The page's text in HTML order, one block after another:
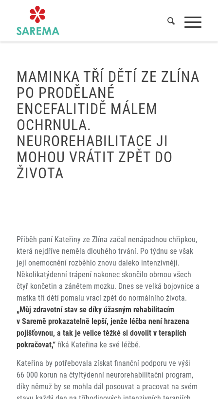
/ Novinky
MAMINKA TŘÍ DĚTÍ ZE ZLÍNA
PO PRODĚLANÉ
ENCEFALITIDĚ MÁLEM
OCHRNULA.
NEUROREHABILITACE JI
MOHOU VRÁTIT ZPĚT DO
ŽIVOTA
Příběh paní Kateřiny ze Zlína začal nenápadnou chřipkou,
která nejdříve neměla dlouhého trvání. Po týdnu se však
její onemocnění rozběhlo znovu daleko intenzivněji.
Několikatýdenní trápení nakonec skončilo obrnou všech
čtyř končetin a zánětem mozku. Dnes se velká bojovnice a
matka tří dětí pomalu vrací zpět do normálního života.
„Můj zdravotní stav se díky úžasným rehabilitacím
v Saremě prokazatelně lepší, jenže léčba není hrazena
pojišťovnou, a tak je velice těžké si dovolit v terapiích
pokračovat,“ říká Kateřina ke své léčbě.
Kateřina by potřebovala získat finanční podporu ve výši
66 000 korun na čtyřtýdenní neurorehabilitační program,
díky němuž by se mohla dál posouvat a pracovat na svém